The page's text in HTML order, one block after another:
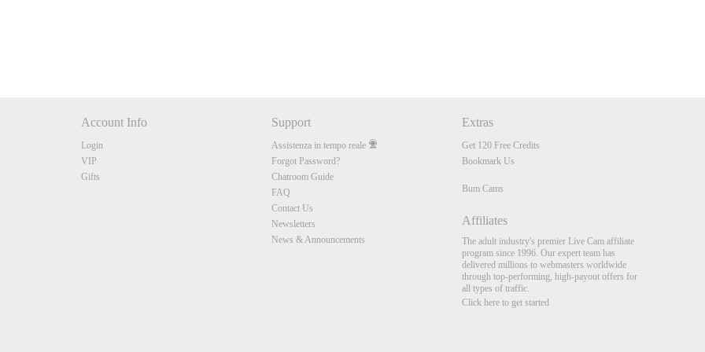
Account Info
Login
VIP
Gifts
Support
Assistenza in tempo reale
Forgot Password?
Chatroom Guide
FAQ
Contact Us
Newsletters
News & Announcements
Extras
Get 120 Free Credits
Bookmark Us
Bum Cams
Affiliates
The adult industry's premier Live Cam affiliate
program since 1996. Our expert team has
delivered millions to webmasters worldwide
through top-performing, high-payout offers for
all types of traffic.
Click here to get started